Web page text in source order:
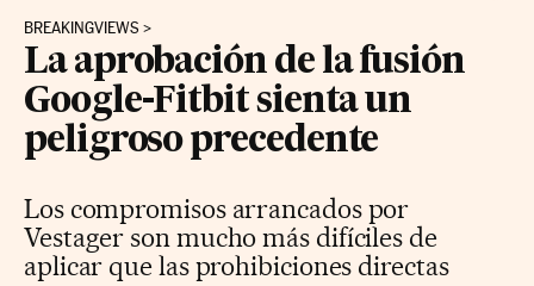
BREAKINGVIEWS
La aprobación de la fusión
Google-Fitbit sienta un
peligroso precedente
Los compromisos arrancados por
Vestager son mucho más difíciles de
aplicar que las prohibiciones directas